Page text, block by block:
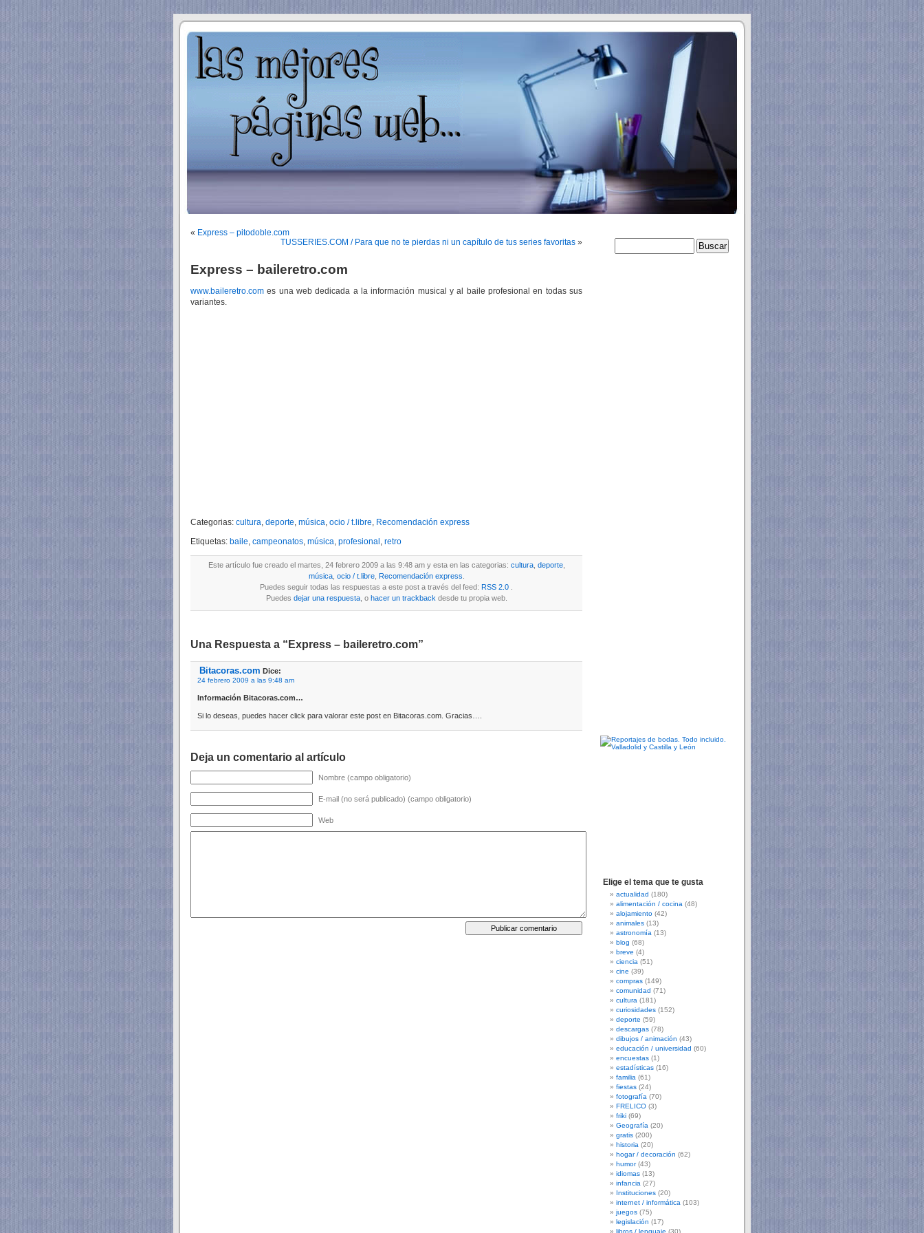
« Express – pitodoble.com
TUSSERIES.COM / Para que no te pierdas ni un capítulo de tus series favoritas »
Express – baileretro.com
www.baileretro.com es una web dedicada a la información musical y al baile profesional en todas sus
variantes.
Categorias: cultura, deporte, música, ocio / t.libre, Recomendación express
Etiquetas: baile, campeonatos, música, profesional , retro
Este artículo fue creado el martes, 24 febrero 2009 a las 9:48 am y esta en las categorias: cultura, deporte,
música, ocio / t.libre, Recomendación express
Puedes seguir todas las respuestas a este post a través del feed: RSS 2.0
Puedes dejar una respuesta, o hacer un trackback desde tu propia web.
Una Respuesta a “Express – baileretro.com”
Bitacoras.com Dice:
24 febrero 2009 a las 9:48 am
Información Bitacoras.com…
Si lo deseas, puedes hacer click para valorar este post en Bitacoras.com. Gracias….
Deja un comentario al artículo
Nombre (campo obligatorio)
E-mail (no será publicado) (campo obligatorio)
Web
Elige el tema que te gusta
actualidad (180)
alimentación / cocina (48)
alojamiento (42)
animales (13)
astronomía (13)
blog (68)
breve (4)
ciencia (51)
cine (39)
compras (149)
comunidad (71)
cultura (181)
curiosidades (152)
deporte (59)
descargas (78)
dibujos / animación (43)
educación / universidad (60)
encuestas (1)
estadísticas (16)
familia (61)
fiestas (24)
fotografía (70)
FRELICO (3)
friki (69)
Geografía (20)
gratis (200)
historia (20)
hogar / decoración (62)
humor(43)
idiomas (13)
infancia (27)
Instituciones (20)
internet / informática (103)
juegos (75)
legislación (17)
libros / lenguaje (30)